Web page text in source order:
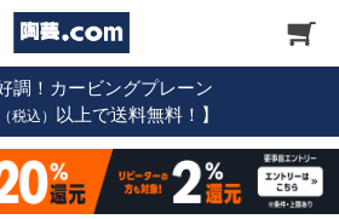
調！カービングプレーン
税込） 以上で送料無料！】